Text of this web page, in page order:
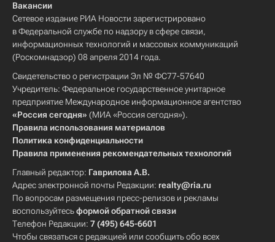
Вакансии
Сетевое издание РИА Новости зарегистрировано
в Федеральной службе по надзору в сфере связи,
информационных технологий и массовых коммуникаций
(Роскомнадзор) 08 апреля 2014 года.
Свидетельство о регистрации Эл № ФС77-57640
Учредитель: Федеральное государственное унитарное
предприятие Международное информационное агентство
«Россия сегодня» (МИА «Россия сегодня»).
Правила использования материалов
Политика конфиденциальности
Правила применения рекомендательных технологий
Главный редактор: Гаврилова А.В.
Адрес электронной почты Редакции: realty@ria.ru
По вопросам размещения пресс-релизов и рекламы
воспользуйтесьформой обратной связи
Телефон Редакции: 7 (495) 645-6601
Чтобы связаться с редакцией или сообщить обо всех